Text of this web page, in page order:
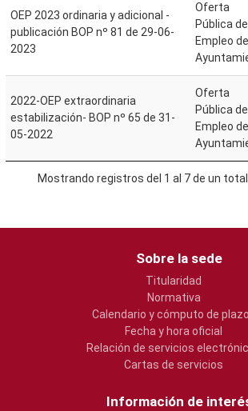
OEP 2023 ordinaria y adicional -
publicación BOP nº 81 de 29-06-
2023
Oferta
Pública de
Empleo del
2022-OEP extraordinaria
estabilización- BOP nº 65 de 31-
05-2022
Oferta
Pública de
Empleo del
Mostrando registros del 1 al 7 de un
Sobre la sede
Titularidad
Normativa
Calendario y cómputo de
Fecha y hora oficial
Relación de servicios
Cartas de servicios
Información de